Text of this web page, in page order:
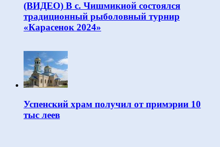
(ВИДЕО) В с. Чишмикиой состоялся
традиционный рыболовный турнир
«Карасенок 2024»
Успенский храм получил от примэрии 10
тыс леев